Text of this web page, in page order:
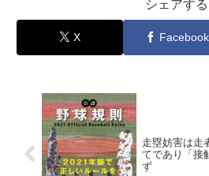
シェアする
X Facebook
走塁妨害は走
てであり「接
ず